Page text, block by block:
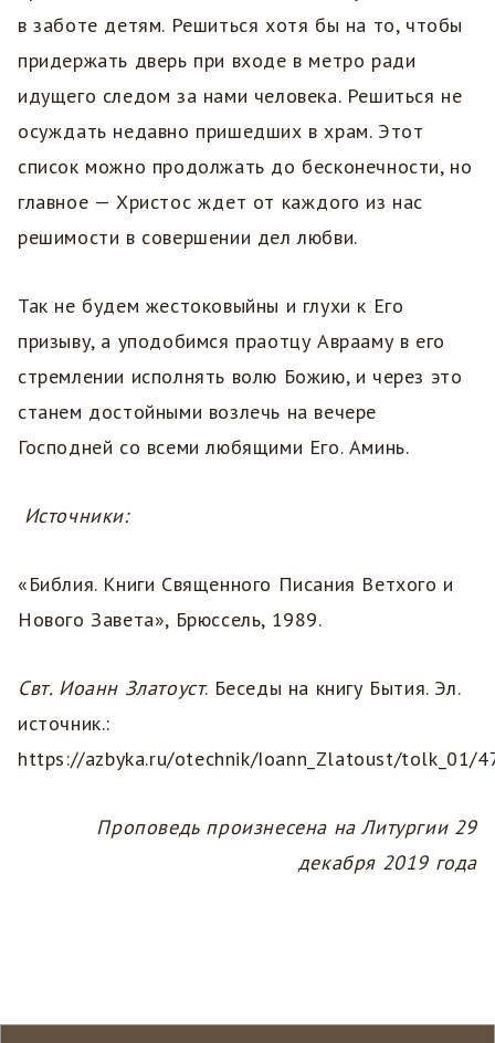
в заботе детям. Решиться хотя бы на то, чтобы
придержать дверь при входе в метро ради
идущего следом за нами человека. Решиться не
осуждать недавно пришедших в храм. Этот
список можно продолжать до бесконечности, но
главное — Христос ждет от каждого из нас
решимости в совершении дел любви.
Так не будем жестоковыйны и глухи к Его
призыву, а уподобимся праотцу Аврааму в его
стремлении исполнять волю Божию, и через это
станем достойными возлечь на вечере
Господней со всеми любящими Его. Аминь.
Источники:
«Библия. Книги Священного Писания Ветхого и
Нового Завета», Брюссель, 1989.
Свт. Иоанн Златоуст. Беседы на книгу Бытия. Эл.
источник.:
https://azbyka.ru/otechnik/Ioann_Zlatoust/tolk_01/
Проповедь произнесена на Литургии 29
декабря 2019 года